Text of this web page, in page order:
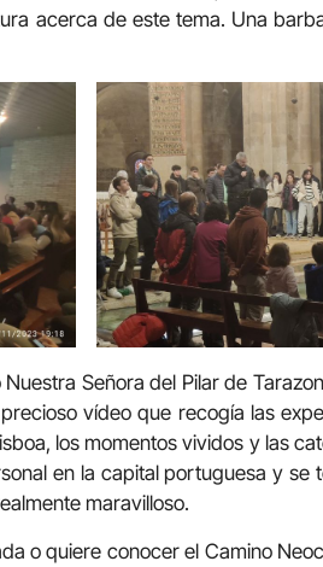
acerca de este tema. Una
Señora del Pilar de
vídeo que recogía las
los momentos vividos y las
en la capital portuguesa y se
maravilloso.
o quiere conocer el Camino